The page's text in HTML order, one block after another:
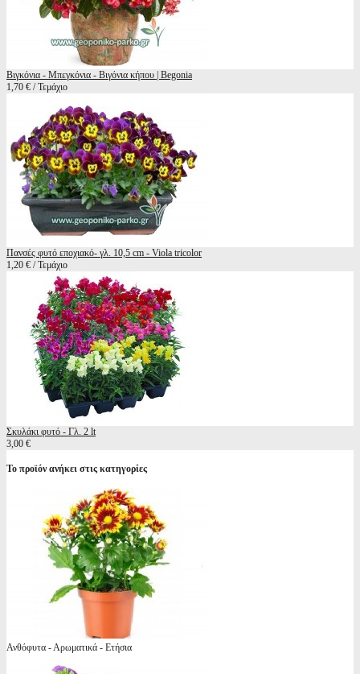
Βιγκόνια - Μπεγκόνια - Βιγόνια κήπου | Begonia
1,70 € / Τεμάχιο
Πανσές φυτό εποχιακό- γλ. 10,5 cm - Viola tricolor
1,20 € / Τεμάχιο
Σκυλάκι φυτό - Γλ. 2 lt
3,00 €
Το προϊόν ανήκει στις κατηγορίες
Ανθόφυτα - Αρωματικά - Ετήσια